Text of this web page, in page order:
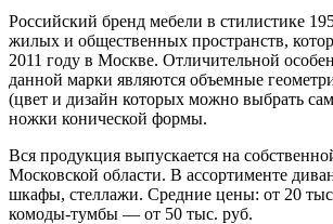
Российский бренд мебели в стилистике
жилых и общественных пространств,
2011 году в Москве. Отличительной
данной марки являются объемные
(цвет и дизайн которых можно выбрать
ножки конической формы.
Вся продукция выпускается на
Московской области. В ассортименте
шкафы, стеллажи. Средние цены: от 20
комоды-тумбы — от 50 тыс. руб.